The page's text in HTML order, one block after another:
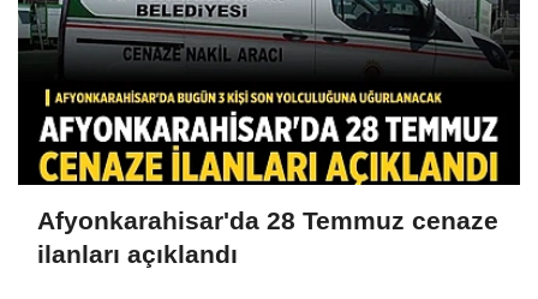
Afyonkarahisar'da 28 Temmuz cenaze
ilanları açıklandı